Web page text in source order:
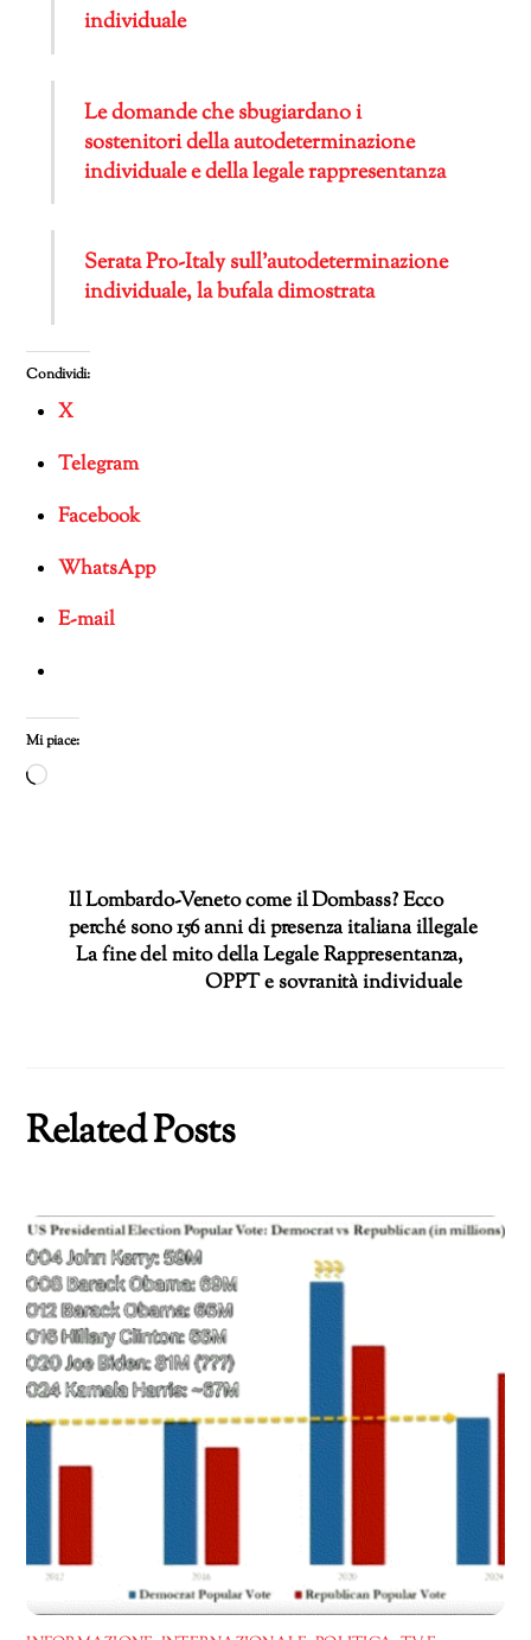
individuale
Le domande che sbugiardano i
sostenitori della autodeterminazione
individuale e della legale rappresentanza
Serata Pro-Italy sull’autodeterminazione
individuale, la bufala dimostrata
Condividi:
X
Telegram
Facebook
WhatsApp
E-mail
Mi piace:
Caricamento
Il Lombardo-Veneto come il Dombass? Ecco
perché sono 156 anni di presenza italiana illegale
La fine del mito della Legale Rappresentanza,
OPPT e sovranità individuale
Related Posts